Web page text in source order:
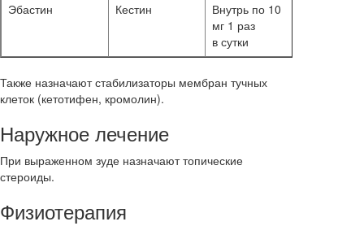
Эбастин Кестин
Внутрь по 10
мг 1 раз
в сутки
Также назначают стабилизаторы мембран тучных
клеток (кетотифен, кромолин).
Наружное лечение
При выраженном зуде назначают топические
стероиды.
Физиотерапия